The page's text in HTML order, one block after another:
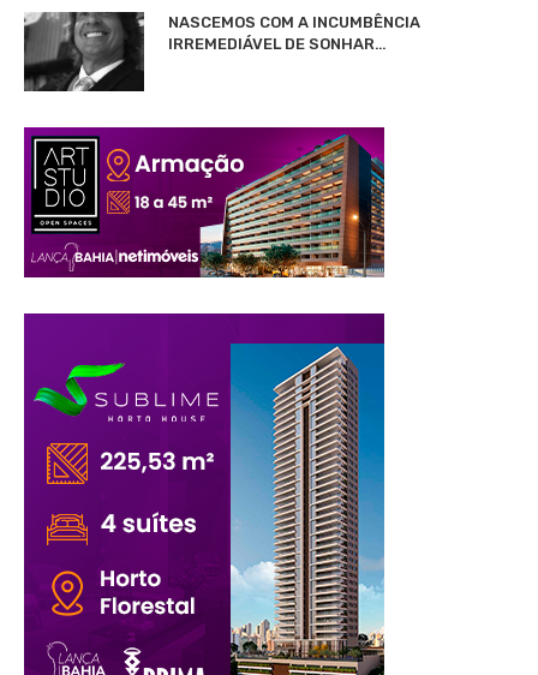
NASCEMOS COM A INCUMBÊNCIA
IRREMEDIÁVEL DE SONHAR…